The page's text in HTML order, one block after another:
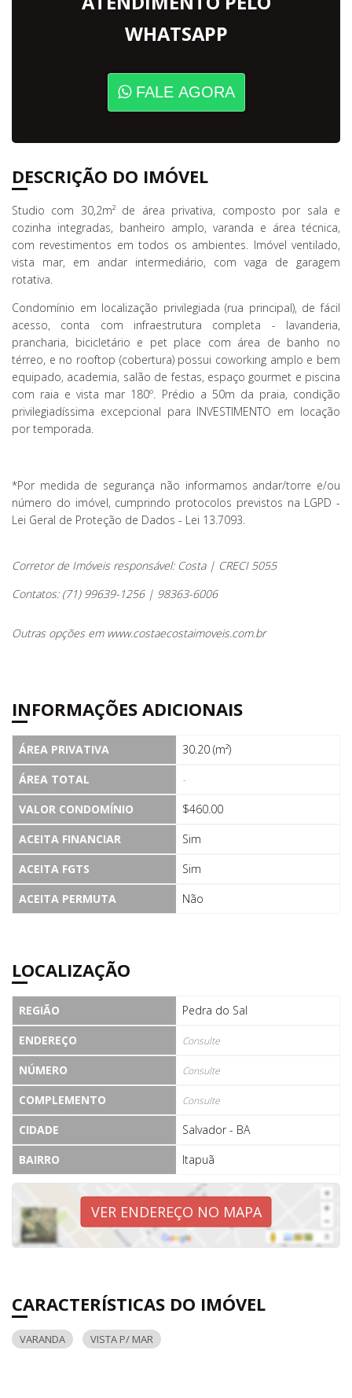
WHATSAPP
FALE AGORA
DESCRIÇÃO DO IMÓVEL
Studio com 30,2m² de área privativa, composto por sala e
cozinha integradas, banheiro amplo, varanda e área técnica,
com revestimentos em todos os ambientes. Imóvel ventilado,
vista mar, em andar intermediário, com vaga de garagem
rotativa.
Condomínio em localização privilegiada (rua principal), de fácil
acesso, conta com infraestrutura completa - lavanderia,
prancharia, bicicletário e pet place com área de banho no
térreo, e no rooftop (cobertura) possui coworking amplo e bem
equipado, academia, salão de festas, espaço gourmet e piscina
com raia e vista mar 180º. Prédio a 50m da praia, condição
privilegiadíssima excepcional para INVESTIMENTO em locação
por temporada.
*Por medida de segurança não informamos andar/torre e/ou
número do imóvel, cumprindo protocolos previstos na LGPD -
Lei Geral de Proteção de Dados - Lei 13.7093.
Corretor de Imóveis responsável: Costa | CRECI 5055
Contatos: (71) 99639-1256 | 98363-6006
Outras opções em www.costaecostaimoveis.com.br
INFORMAÇÕES ADICIONAIS
ÁREA PRIVATIVA
30.20 (m²)
ÁREA TOTAL
-
VALOR CONDOMÍNIO
$460.00
ACEITA FINANCIAR
Sim
ACEITA FGTS
Sim
ACEITA PERMUTA
Não
LOCALIZAÇÃO
REGIÃO
Pedra do Sal
ENDEREÇO
Consulte
NÚMERO Consulte
COMPLEMENTO Consulte
CIDADE
Salvador - BA
BAIRRO
Itapuã
VER ENDEREÇO NO MAPA
CARACTERÍSTICAS DO IMÓVEL
VARANDA VISTA P/ MAR